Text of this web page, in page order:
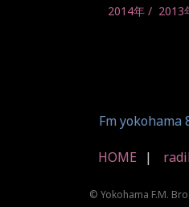
2014年
2013
Fm yokohama
HOME
© Yokohama F.M.